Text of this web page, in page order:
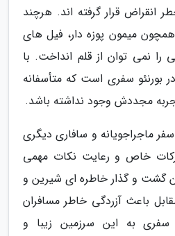
انقراض قرار گرفته اند. هرچند
میمون پوزه دار، فیل های
را نمی توان از قلم انداخت. با
بورنئو سفری است که متأسفانه
مجددش وجود نداشته باشد.
ماجراجویانه و سافاری دیگری
خاص و رعایت نکات مهمی
گشت و گذار خاطره ای شیرین و
باعث آزردگی خاطر مسافران
سفری به این سرزمین زیبا و